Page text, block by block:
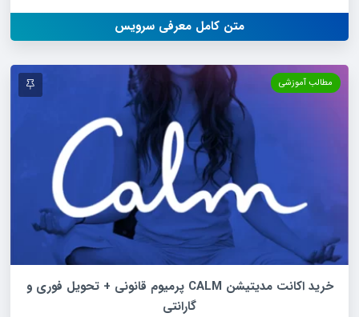
متن کامل معرفی سرویس
مطالب آموزشی
خرید اکانت مدیتیشن CALM پرمیوم قانونی + تحویل فوری و
گارانتی